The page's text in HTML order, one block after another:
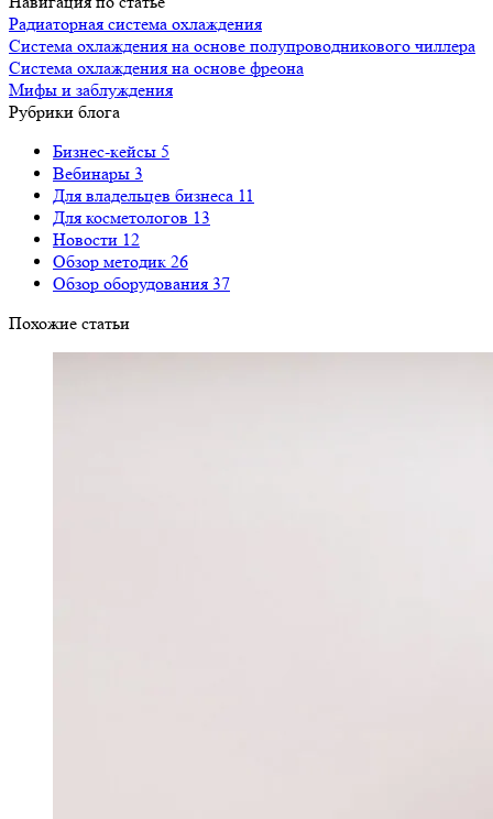
Радиаторная система охлаждения
Система охлаждения на основе полупроводникового чиллера
Система охлаждения на основе фреона
Мифы и заблуждения
Рубрики блога
Бизнес-кейсы 5
Вебинары 3
Для владельцев бизнеса 11
Для косметологов 13
Новости 12
Обзор методик 26
Обзор оборудования 37
Похожие статьи